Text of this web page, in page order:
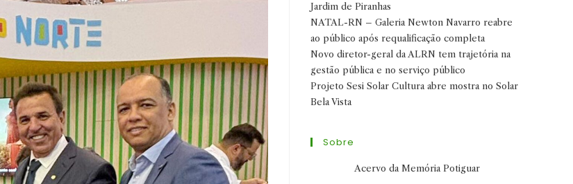
Jardim de Piranhas
NATAL-RN – Galeria Newton Navarro reabre
ao público após requalificação completa
Novo diretor-geral da ALRN tem trajetória na
gestão pública e no serviço público
Projeto Sesi Solar Cultura abre mostra no Solar
Bela Vista
Sobre
Acervo da Memória Potiguar